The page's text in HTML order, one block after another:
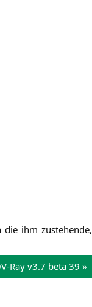
ihm zuste­hen­de,
Ray v3.7 beta 39 »